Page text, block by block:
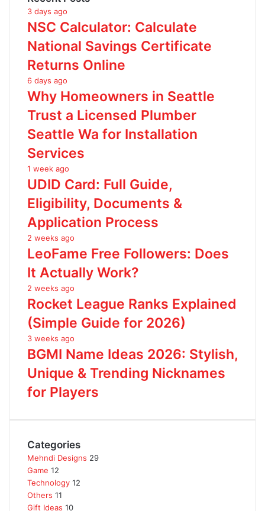
3 days ago
NSC Calculator: Calculate
National Savings Certificate
Returns Online
6 days ago
Why Homeowners in Seattle
Trust a Licensed Plumber
Seattle Wa for Installation
Services
1 week ago
UDID Card: Full Guide,
Eligibility, Documents &
Application Process
2 weeks ago
LeoFame Free Followers: Does
It Actually Work?
2 weeks ago
Rocket League Ranks Explained
(Simple Guide for 2026)
3 weeks ago
BGMI Name Ideas 2026: Stylish,
Unique & Trending Nicknames
for Players
Categories
Mehndi Designs 29
Game 12
Technology 12
Others 11
Gift Ideas 10